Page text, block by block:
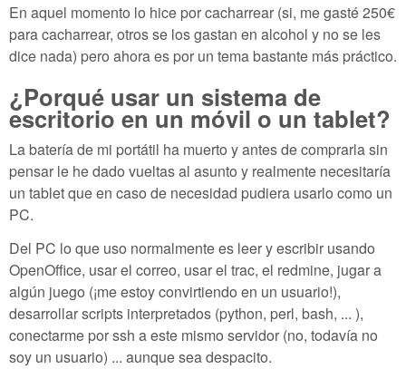
En aquel momento lo hice por cacharrear (si, me gasté 250€
para cacharrear, otros se los gastan en alcohol y no se les
dice nada) pero ahora es por un tema bastante más práctico.
¿Porqué usar un sistema de
escritorio en un móvil o un tablet?
La batería de mi portátil ha muerto y antes de comprarla sin
pensar le he dado vueltas al asunto y realmente necesitaría
un tablet que en caso de necesidad pudiera usarlo como un
PC.
Del PC lo que uso normalmente es leer y escribir usando
OpenOffice, usar el correo, usar el trac, el redmine, jugar a
algún juego (¡me estoy convirtiendo en un usuario!),
desarrollar scripts interpretados (python, perl, bash, ... ),
conectarme por ssh a este mismo servidor (no, todavía no
soy un usuario) ... aunque sea despacito.